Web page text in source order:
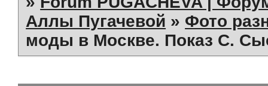
Аллы Пугачевой » Фото
моды в Москве. Показ С.